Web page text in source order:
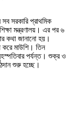
সরকারি প্রাথমিক
মন্ত্রণালয়। এর পর ৬
কথা জানানো হয়।
করে মাউশি। তিন
পর্যন্ত। শুক্র ও
শুরু হচ্ছে।